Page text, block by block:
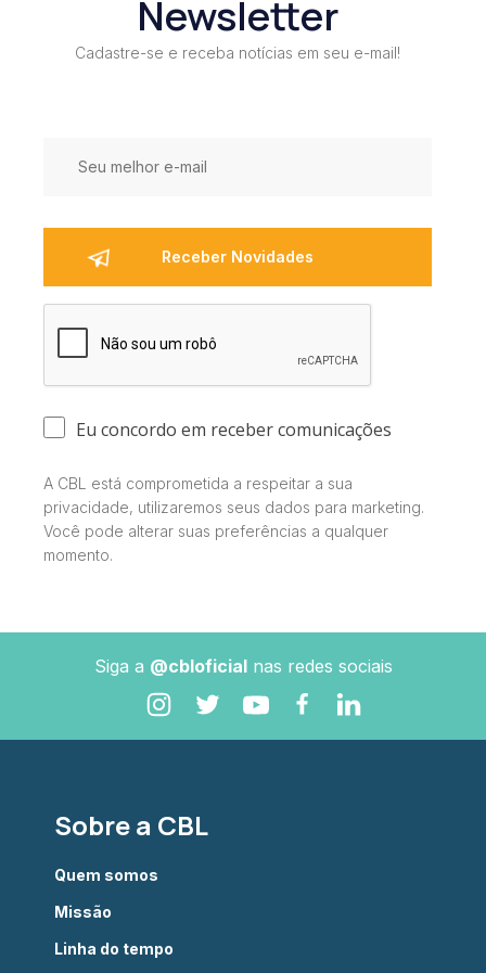
Newsletter
Cadastre-se e receba notícias em seu e-mail!
Eu concordo em receber comunicações
A CBL está comprometida a respeitar a sua
privacidade, utilizaremos seus dados para marketing.
Você pode alterar suas preferências a qualquer
momento.
Siga a @cbloficialnas redes sociais
Sobre a CBL
Quem somos
Missão
Linha do tempo